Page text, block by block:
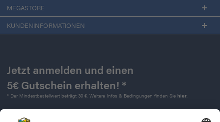
MEGASTORE
KUNDENINFORMATIONEN
Jetzt anmelden und einen
5€ Gutschein erhalten! *
* Der Mindestbestellwert beträgt 30 €. Weitere Infos & Bedingungen finden Sie hier.